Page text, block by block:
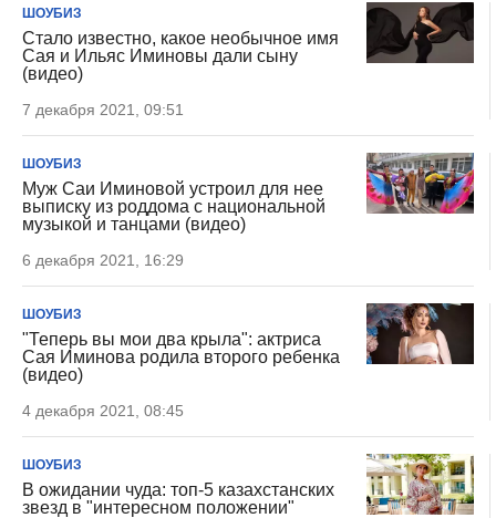
ШОУБИЗ
Стало известно, какое необычное имя
Сая и Ильяс Иминовы дали сыну
(видео)
7 декабря 2021, 09:51
ШОУБИЗ
Муж Саи Иминовой устроил для нее
выписку из роддома с национальной
музыкой и танцами (видео)
6 декабря 2021, 16:29
ШОУБИЗ
"Теперь вы мои два крыла": актриса
Сая Иминова родила второго ребенка
(видео)
4 декабря 2021, 08:45
ШОУБИЗ
В ожидании чуда: топ-5 казахстанских
звезд в "интересном положении"